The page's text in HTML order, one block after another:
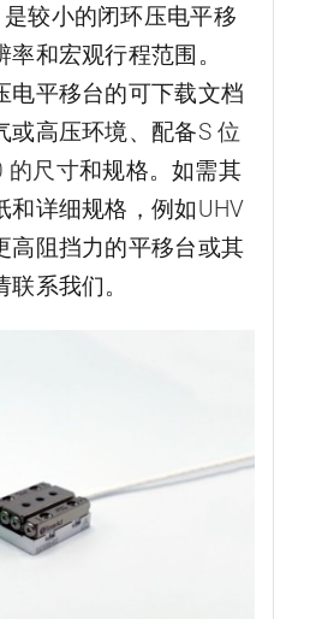
较小的闭环压电平移
和宏观行程范围。
电平移台的可下载文档
或高压环境、配备S 位
的尺寸和规格。如需其
和详细规格，例如UHV
高阻挡力的平移台或其
系我们。